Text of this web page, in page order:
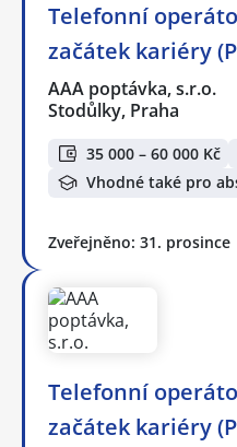
Telefonní
začátek kariéry
AAA poptávka, s.r.o.
Stodůlky, Praha
35 000 – 60 000 Kč
Vhodné také pro
Zveřejněno: 31. prosince
Telefonní
začátek kariéry